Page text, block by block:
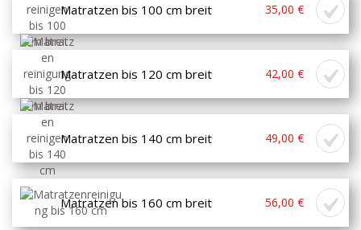
Matratzen bis 100 cm breit 35,00 €
Matratzen bis 120 cm breit 42,00 €
Matratzen bis 140 cm breit 49,00 €
Matratzen bis 160 cm breit 56,00 €